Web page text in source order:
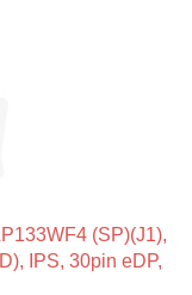
(SP)(J1),
IPS, 30pin eDP,